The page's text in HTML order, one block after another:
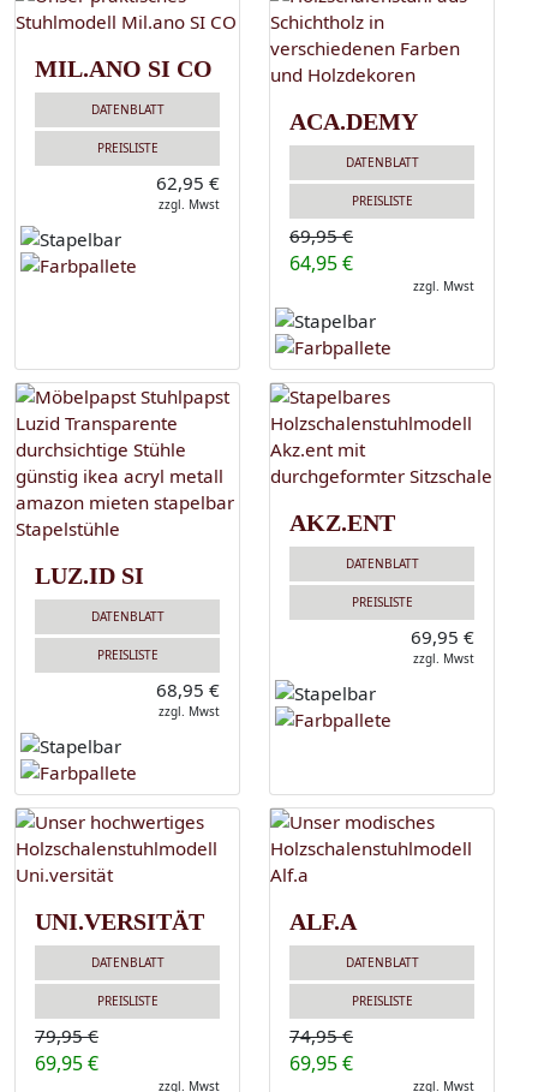
MIL.ANO SI CO
DATENBLATT
PREISLISTE
62,95 €
zzgl. Mwst
ACA.DEMY
DATENBLATT
PREISLISTE
69,95 €
64,95 €
zzgl. Mwst
LUZ.ID SI
DATENBLATT
PREISLISTE
68,95 €
zzgl. Mwst
AKZ.ENT
DATENBLATT
PREISLISTE
69,95 €
zzgl. Mwst
UNI.VERSITÄT
DATENBLATT
PREISLISTE
79,95 €
69,95 €
zzgl. Mwst
ALF.A
DATENBLATT
PREISLISTE
74,95 €
69,95 €
zzgl. Mwst